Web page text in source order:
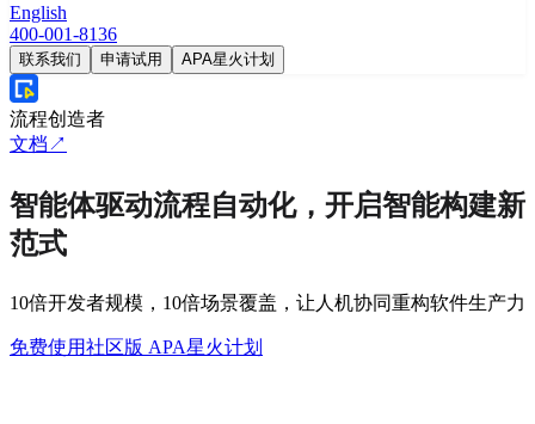
English
400-001-8136
联系我们 申请试用 APA星火计划
流程创造者
文档↗
智能体驱动流程自动化，开启智能构建新
范式
10倍开发者规模，10倍场景覆盖，让人机协同重构软件生产力
免费使用社区版 APA星火计划